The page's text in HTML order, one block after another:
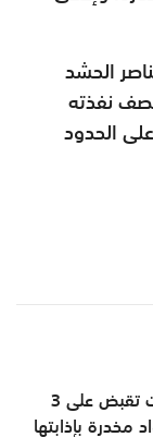
على مقتل 27 من عناصر الحشد
نفذته
الحدود
مكافحة المخدرات تقبض على 3
بإذابتها